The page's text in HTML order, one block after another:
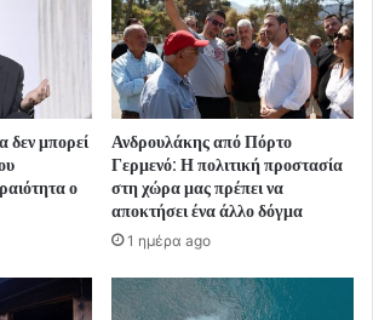
μπορεί
ο
Ανδρουλάκης από Πόρτο
Γερμενό: Η πολιτική προστασία
στη χώρα μας πρέπει να
αποκτήσει ένα άλλο δόγμα
1 ημέρα ago